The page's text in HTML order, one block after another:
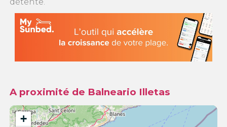
A proximité de Balneario Illetas
+